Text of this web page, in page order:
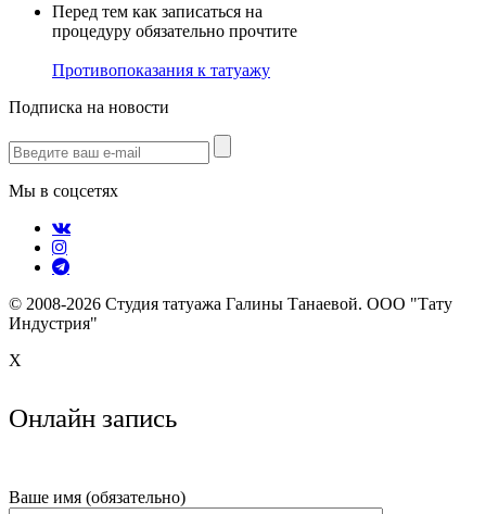
Перед тем как записаться на
процедуру обязательно прочтите
Противопоказания к татуажу
Подписка на новости
Мы в соцсетях
© 2008-2026 Студия татуажа Галины Танаевой. ООО "Тату
Индустрия"
X
Онлайн запись
Ваше имя (обязательно)